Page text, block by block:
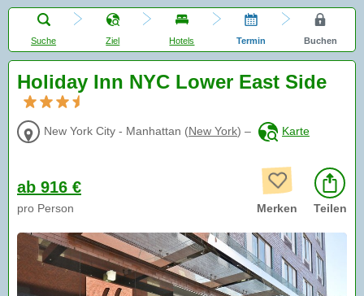
Suche Ziel Hotels Termin Buchen
Holiday Inn NYC Lower East Side
New York City - Manhattan (New York) – Karte
ab 916 €
pro Person Merken Teilen